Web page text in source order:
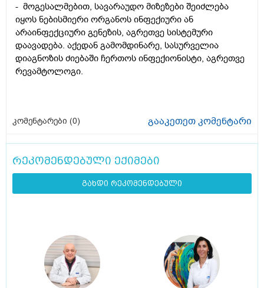
- მოგესალმებით, სავარაუდო მიზეზები შეიძლება
იყოს ნებისმიერი ორგანოს ინფექიური ან
არაინფექციური გენეზის, აგრეთვე სისტემური
დაავადება. აქედან გამომდინარე, სასურველია
დიაგნოზის ძიებაში ჩერთოს ინფექიონისტი, აგრეთვე
რევამტოლოგი.
კომენტარები (0) გააკეთეთ კომენტარი
რეკომენდებული ექიმები
გახდი რეკომენდებული